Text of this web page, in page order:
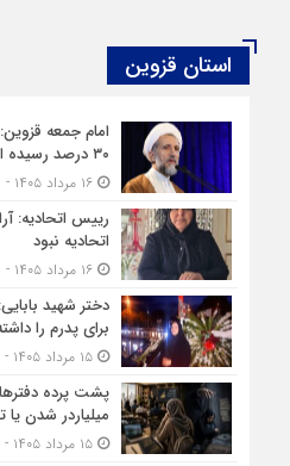
استان قزوین
امام جمعه قزوین:
۳۰ درصد رسیده است
۱۶ مرداد ۱۴۰۵ - ۱۳:۴۹
رییس اتحادیه:
اتحادیه نبود
۱۶ مرداد ۱۴۰۵ - ۱۱:۴۱
دختر شهید
برای پدرم را
۱۵ مرداد ۱۴۰۵ - ۲۳:۳۱
پشت پرده
میلیاردر شدن یا
۱۵ مرداد ۱۴۰۵ - ۱۷:۰۰